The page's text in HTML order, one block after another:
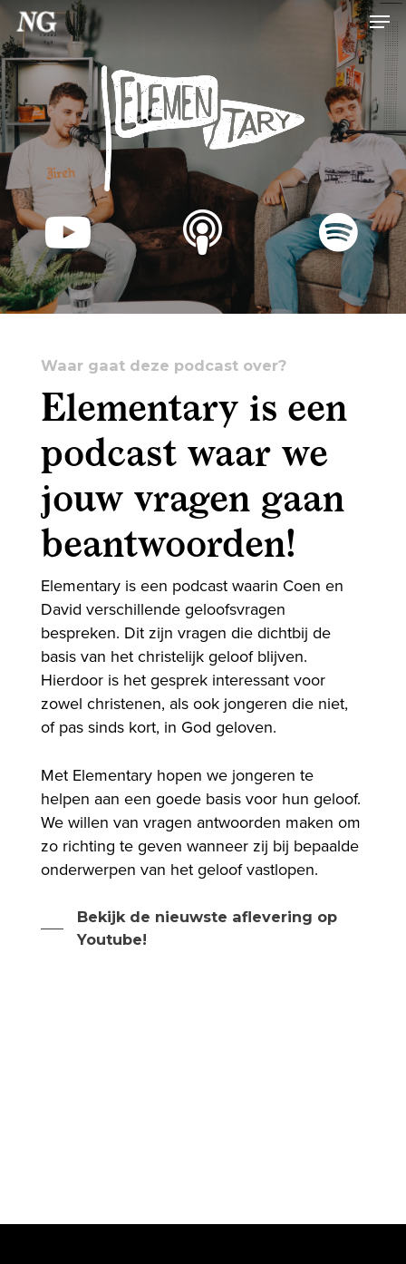
Hit enter to search or ESC to close
Waar gaat deze podcast over?
Elementary is een
podcast waar we
jouw vragen gaan
beantwoorden!
Elementary is een podcast waarin Coen en
David verschillende geloofsvragen
bespreken. Dit zijn vragen die dichtbij de
basis van het christelijk geloof blijven.
Hierdoor is het gesprek interessant voor
zowel christenen, als ook jongeren die niet,
of pas sinds kort, in God geloven.
Met Elementary hopen we jongeren te
helpen aan een goede basis voor hun geloof.
We willen van vragen antwoorden maken om
zo richting te geven wanneer zij bij bepaalde
onderwerpen van het geloof vastlopen.
Bekijk de nieuwste aflevering op
Youtube!